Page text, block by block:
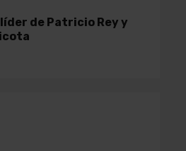
de Patricio Rey y